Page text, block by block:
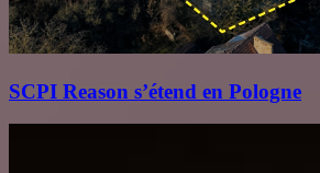
SCPI Reason s’étend en Pologne